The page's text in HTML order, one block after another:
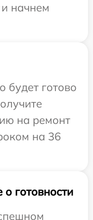
начнем
будет готово
на ремонт
на 36
готовности